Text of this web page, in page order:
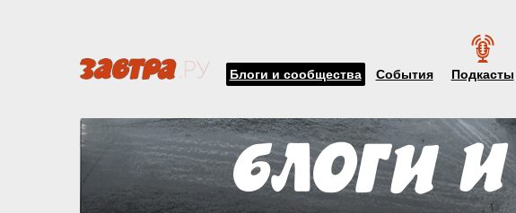
Блоги и сообщества События Подкасты